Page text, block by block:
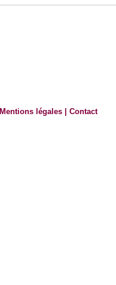
Mentions légales |Contact